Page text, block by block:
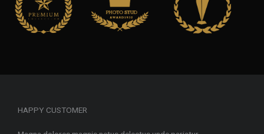
HAPPY CUSTOMER